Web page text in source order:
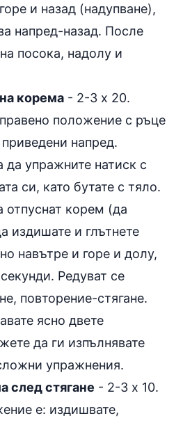
и назад (надупване),
напред-назад. После
посока, надолу и
корема - 2-3 х 20.
положение с ръце
напред.
да упражните натиск с
си, като бутате с тяло.
отпуснат корем (да
издишате и глътнете
навътре и горе и долу,
Редуват се
повторение-стягане.
ясно двете
да ги изпълнявате
упражнения.
след стягане - 2-3 х 10.
е: издишвате,